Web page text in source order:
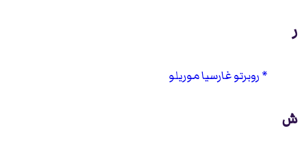
ر
روبرتو غارسيا موريلو
ش